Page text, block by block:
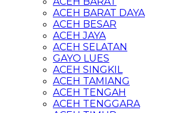
ACEH BARAT DAYA
ACEH BESAR
ACEH JAYA
ACEH SELATAN
GAYO LUES
ACEH SINGKIL
ACEH TAMIANG
ACEH TENGAH
ACEH TENGGARA